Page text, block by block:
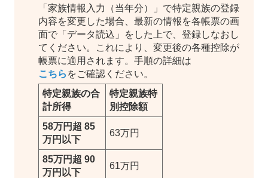
「家族情報入力（当年分）」で特定親族の登録
内容を変更した場合、最新の情報を各帳票の画
面で「データ読込」をした上で、登録しなおし
てください。これにより、変更後の各種控除が
帳票に適用されます。手順の詳細は
こちら をご確認ください。
特定親族の合
計所得
特定親族特
別控除額
58万円超 85
万円以下
63万円
85万円超 90
万円以下
61万円